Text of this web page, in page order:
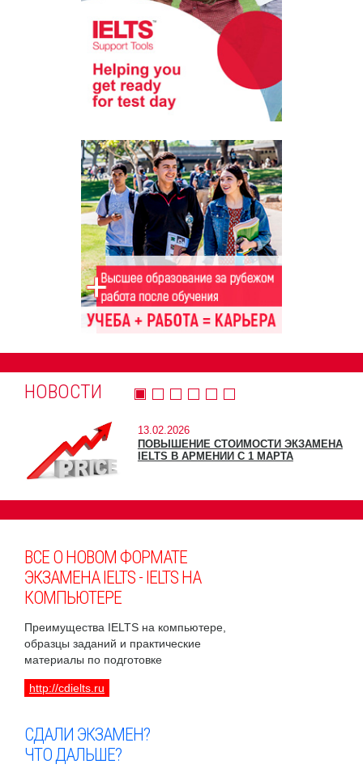
НОВОСТИ
13.02.2026
ПОВЫШЕНИЕ СТОИМОСТИ ЭКЗАМЕНА
IELTS В АРМЕНИИ С 1 МАРТА
ВСЕ О НОВОМ ФОРМАТЕ
ЭКЗАМЕНА IELTS - IELTS НА
КОМПЬЮТЕРЕ
Преимущества IELTS на компьютере,
образцы заданий и практические
материалы по подготовке
http://cdielts.ru
СДАЛИ ЭКЗАМЕН?
ЧТО ДАЛЬШЕ?